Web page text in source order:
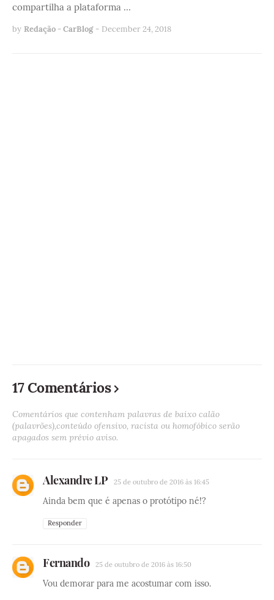
compartilha a plataforma …
by Redação - CarBlog - December 24, 2018
17 Comentários
Comentários que contenham palavras de baixo calão
(palavrões),conteúdo ofensivo, racista ou homofóbico serão
apagados sem prévio aviso.
Alexandre LP 25 de outubro de 2016 às 16:45
Ainda bem que é apenas o protótipo né!?
Responder
Fernando 25 de outubro de 2016 às 16:50
Vou demorar para me acostumar com isso.